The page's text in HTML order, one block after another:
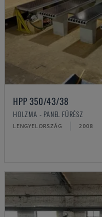
HPP 350/43/38
HOLZMA - PANEL FŰRÉSZ
LENGYELORSZÁG 2008